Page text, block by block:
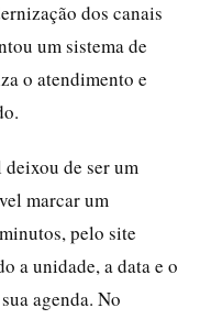
dos canais
um sistema de
o atendimento e
de ser um
marcar um
pelo site
a unidade, a data e o
agenda. No